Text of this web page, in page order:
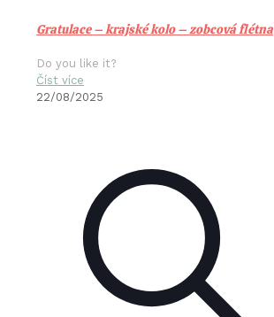
Gratulace – krajské kolo – zobcová flétna
Do you like it?
Číst více
22/08/2025